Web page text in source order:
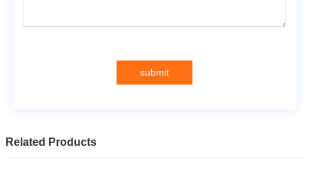
submit
Related Products